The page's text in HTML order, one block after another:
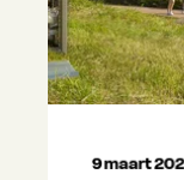
9 maart